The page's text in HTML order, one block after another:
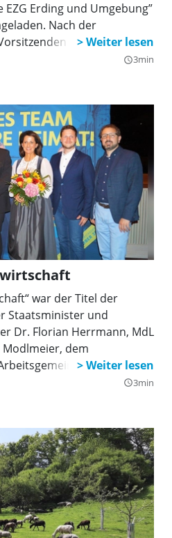
EZG Erding und Umgebung”
Nach der
Franz
die Beirätin
bis heute. Nach
erfolgten die
query_builder3min
war der Titel der
Staatsminister und
Dr. Florian Herrmann, MdL
dem
für
und Forsten (AG ELF)
query_builder3min